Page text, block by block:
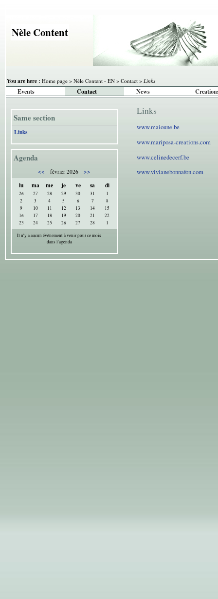
Nèle Content
You are here : Home page > Nèle Content - EN > Contact > Links
Events Contact News
Same section
Links
Agenda
<< février 2026
>>
lu
ma me je ve sa di
26 27 28 29 30 31
1
2
3 4 5 6 7
8
9
10 11 12 13 14
15
16
17 18 19 20 21
22
23
24 25 26 27 28
1
Il n'y a aucun évènement à venir pour ce mois
dans l'agenda
Links
www.maioune.be
www.mariposa-creations.com
www.celinedecerf.be
www.vivianebonnafon.com